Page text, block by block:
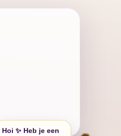
Hoi ✨ Heb je een